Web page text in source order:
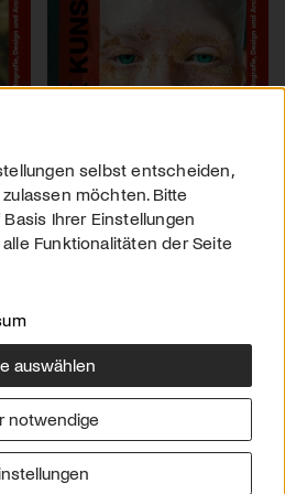
Impressum
selbst entscheiden,
möchten. Bitte
Ihrer Einstellungen
Funktionalitäten der Seite
auswählen
notwendige